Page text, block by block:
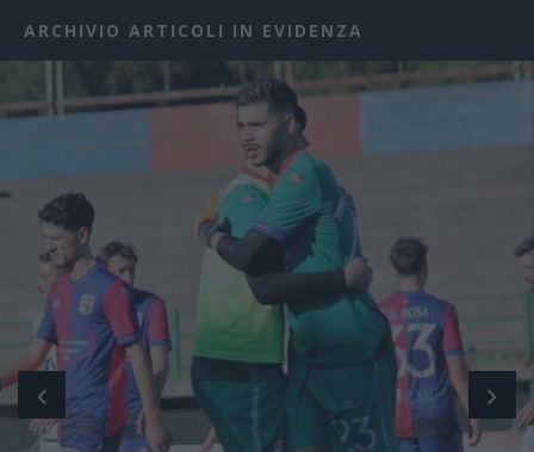
ARCHIVIO ARTICOLI IN EVIDENZA